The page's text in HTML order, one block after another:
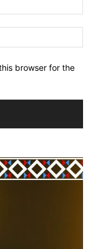
browser for the